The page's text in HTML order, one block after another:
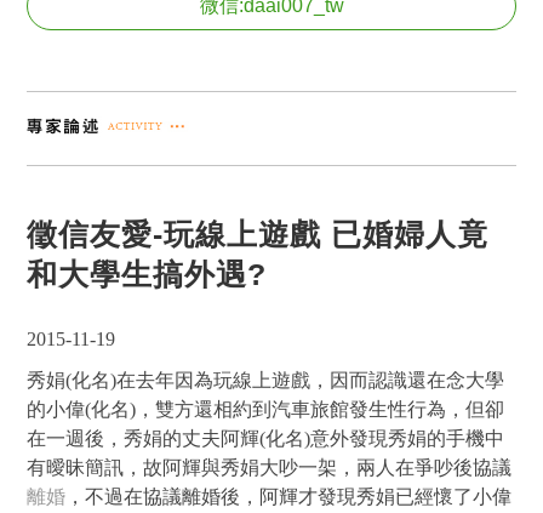
微信:daai007_tw
徵信友愛-玩線上遊戲 已婚婦人竟
和大學生搞外遇?
2015-11-19
秀娟(化名)在去年因為玩線上遊戲，因而認識還在念大學
的小偉(化名)，雙方還相約到汽車旅館發生性行為，但卻
在一週後，秀娟的丈夫阿輝(化名)意外發現秀娟的手機中
有曖昧簡訊，故阿輝與秀娟大吵一架，兩人在爭吵後協議
離婚 ，不過在協議離婚後，阿輝才發現秀娟已經懷了小偉